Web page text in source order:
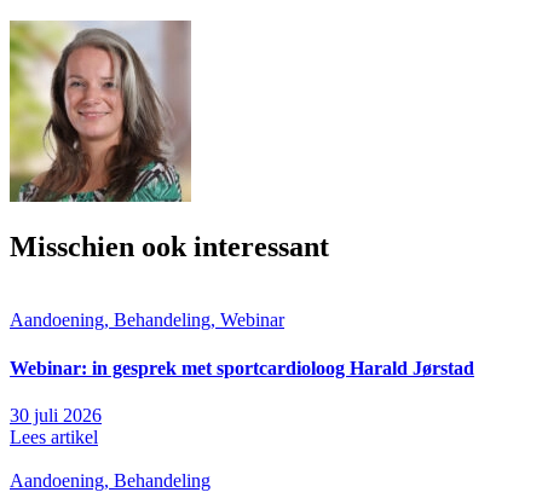
Misschien ook interessant
Aandoening, Behandeling, Webinar
Webinar: in gesprek met sportcardioloog Harald Jørstad
30 juli 2026
Lees artikel
Aandoening, Behandeling